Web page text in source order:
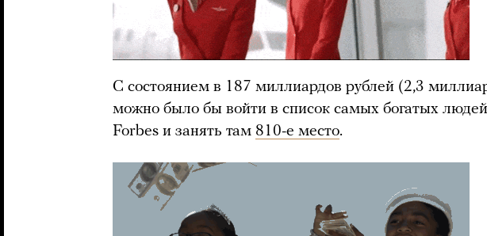
С состоянием в 187 миллиардов рублей (2,3
можно было бы войти в список самых богатых
Forbes и занять там 810-е место.